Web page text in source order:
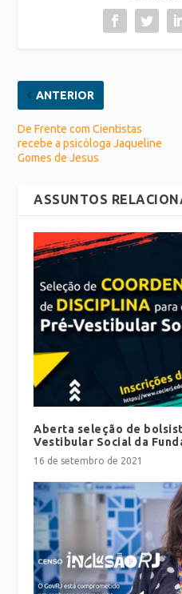
ANTERIOR
De Frente com Cientistas
recebe a psicóloga Jaqueline
Gomes de Jesus
ASSUNTOS
Aberta seleção de
Vestibular Social da
16 de setembro de 2021